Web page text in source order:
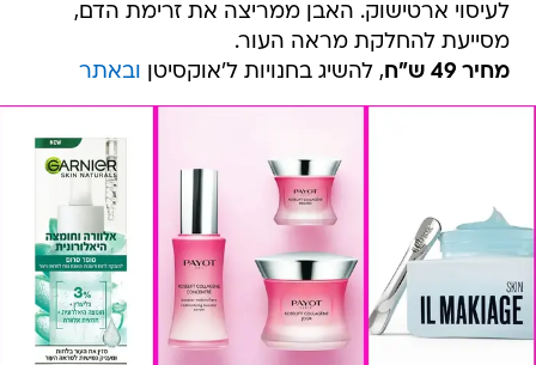
לעיסוי ארטישוק. האבן ממריצה את זרימת הדם,
מסייעת להחלקת מראה העור.
מחיר 49 ש"ח
, להשיג בחנויות ל'אוקסיטן ובאתר